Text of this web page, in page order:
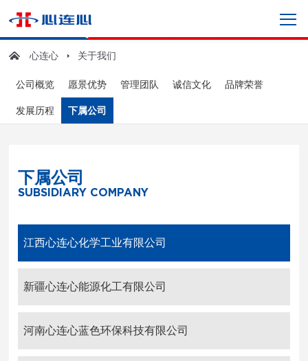
心连心 关于我们
公司概览 愿景优势 管理团队 诚信文化 品牌荣誉
发展历程 下属公司
下属公司
SUBSIDIARY COMPANY
江西心连心化学工业有限公司
新疆心连心能源化工有限公司
河南心连心蓝色环保科技有限公司